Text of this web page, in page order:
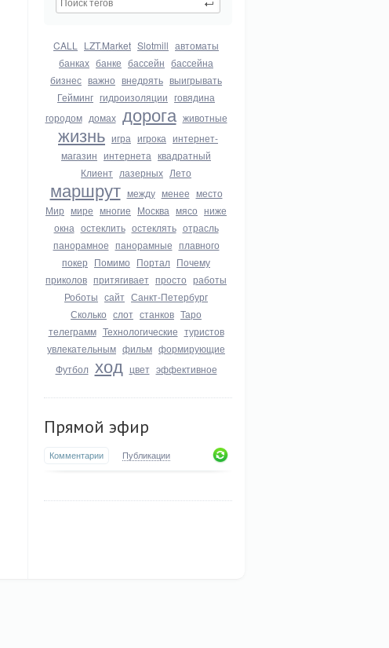
CALL LZT.Market Slotmill автоматы
банках банке бассейн бассейна
бизнес важно внедрять выигрывать
Гейминг гидроизоляции говядина
городом домах дорога животные
жизнь игра игрока интернет-
магазин интернета квадратный
Клиент лазерных Лето
маршрут между менее место
Мир мире многие Москва мясо ниже
окна остеклить остеклять отрасль
панорамное панорамные плавного
покер Помимо Портал Почему
приколов притягивает просто работы
Роботы сайт Санкт-Петербург
Сколько слот станков Таро
телеграмм Технологические туристов
увлекательным фильм формирующие
Футбол ход цвет эффективное
Прямой эфир
Комментарии Публикации